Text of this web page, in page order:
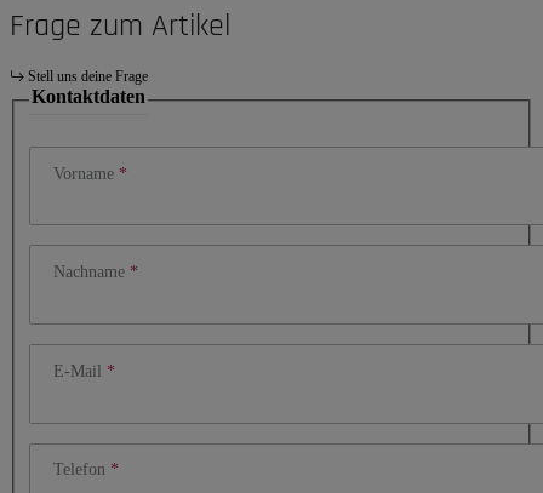
Frage zum Artikel
Stell uns deine Frage
Kontaktdaten
Vorname
Nachname
E-Mail
Telefon